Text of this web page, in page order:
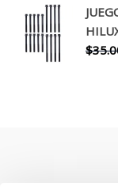
$